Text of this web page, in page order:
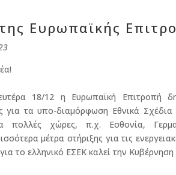
Ευρωπαϊκής
18/12 η Ευρωπαϊκή Επιτροπή
για τα υπο-διαμόρφωση Εθνικά Σχέδια
πολλές χώρες, π.χ. Εσθονία,
μέτρα στήριξης για τις
το ελληνικό ΕΣΕΚ καλεί την Κυβέρνηση